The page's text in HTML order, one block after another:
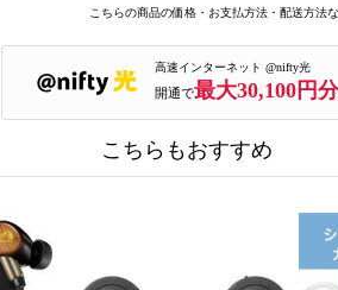
こちらの商品の価格・お支払方法・配送方法
高速インターネット @nifty光
開通で最大30,100円分
こちらもおすすめ